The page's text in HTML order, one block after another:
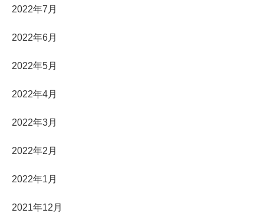
2022年7月
2022年6月
2022年5月
2022年4月
2022年3月
2022年2月
2022年1月
2021年12月